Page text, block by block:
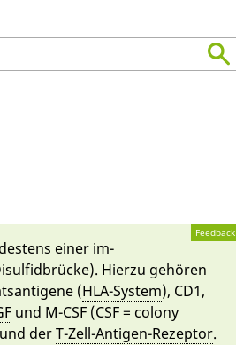
Feedback
ei­ner im­
Hier­zu gehören
(HLA-System), CD1,
und M-CSF (CSF = colony
und derT-Zell-Antigen-Rezeptor.